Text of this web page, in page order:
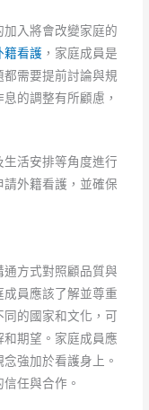
入將會改變家庭的
籍看護 ，家庭成員是
需要提前討論與規
的調整有所顧慮，
活安排等角度進行
外籍看護，並確保
方式對照顧品質與
員應該了解並尊重
的國家和文化，可
期望。家庭成員應
強加於看護身上。
任與合作。